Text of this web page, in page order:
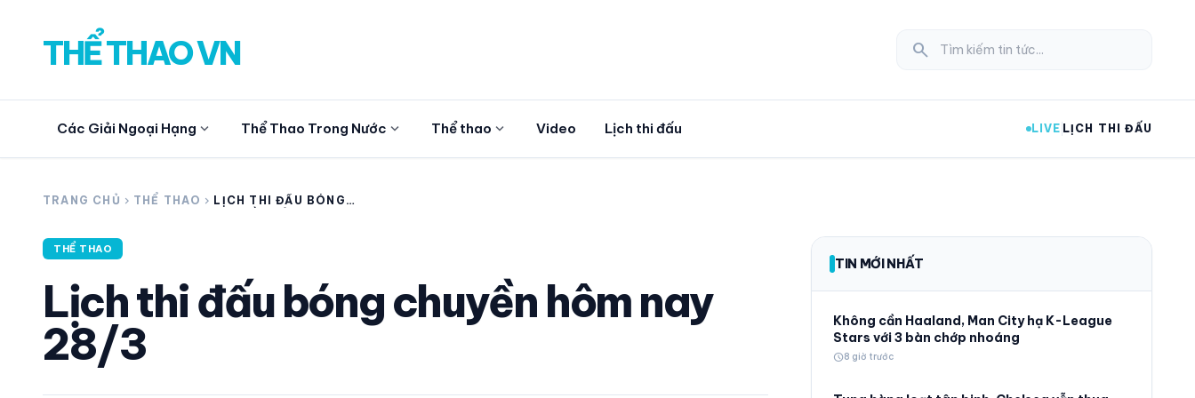
THỂ THAO VN search
Các Giải Ngoại Hạng expand_more Thể Thao Trong Nước expand_more Thể thao expand_more Video Lịch thi đấu LIVE LỊCH THI ĐẤU
search
CÁC GIẢI NGOẠI HẠNG
THỂ THAO TRONG NƯỚC
TRANG CHỦ chevron_right THỂ THAO chevron_right LỊCH THI ĐẤU BÓNG
THỂ THAO
Lịch thi đấu bóng chuyền hôm nay
28/3
TIN MỚI NHẤT
Không cần Haaland, Man City hạ K-League
Stars với 3 bàn chớp nhoáng
schedule8 giờ trước